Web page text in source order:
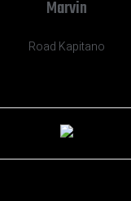
Marvin
Road Kapitano